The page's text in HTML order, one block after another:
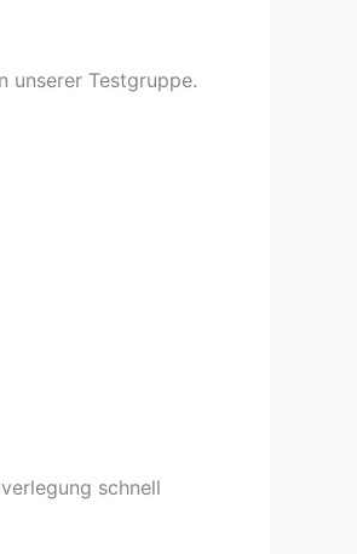
unserer Testgruppe.
schnell